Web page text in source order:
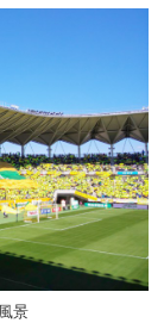
景